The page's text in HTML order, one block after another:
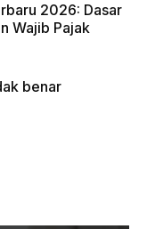
2026: Dasar
Wajib Pajak
benar